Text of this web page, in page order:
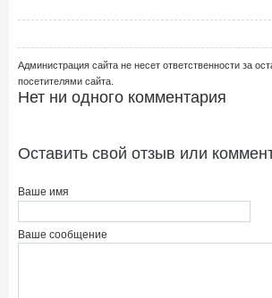
Администрация сайта не несет ответственности за
посетителями сайта.
Нет ни одного комментария
Оставить свой отзыв или
Ваше имя
Ваше сообщение